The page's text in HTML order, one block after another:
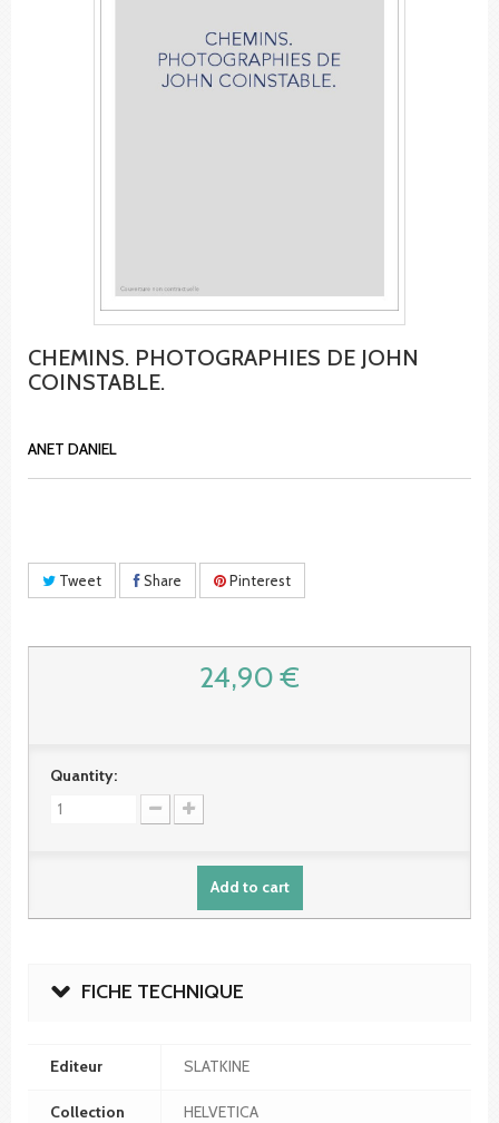
CHEMINS. PHOTOGRAPHIES DE JOHN
COINSTABLE.
ANET DANIEL
Tweet Share Pinterest
24,90 €
Quantity:
Add to cart
FICHE TECHNIQUE
Editeur SLATKINE
Collection HELVETICA